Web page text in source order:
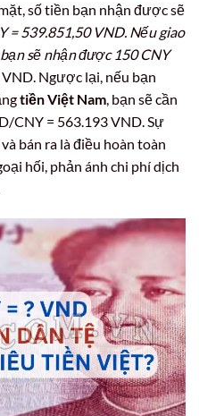
số tiền bạn nhận được sẽ
= 539.851,50 VND. Nếu giao
sẽ nhận được 150 CNY
Ngược lại, nếu bạn
tiền Việt Nam, bạn sẽ cần
CNY = 563.193 VND. Sự
bán ra là điều hoàn toàn
hối, phản ánh chi phí dịch